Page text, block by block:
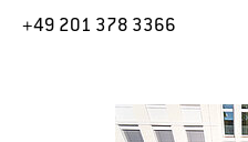
+49 201 378 3366